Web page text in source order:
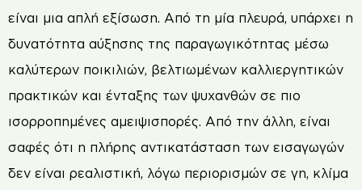
είναι μια απλή εξίσωση. Από τη μία πλευρά, υπάρχει η
δυνατότητα αύξησης της παραγωγικότητας μέσω
καλύτερων ποικιλιών, βελτιωμένων καλλιεργητικών
πρακτικών και ένταξης των ψυχανθών σε πιο
ισορροπημένες αμειψισπορές. Από την άλλη, είναι
σαφές ότι η πλήρης αντικατάσταση των εισαγωγών
δεν είναι ρεαλιστική, λόγω περιορισμών σε γη, κλίμα